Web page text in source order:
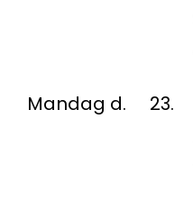
Mandag d. 23.